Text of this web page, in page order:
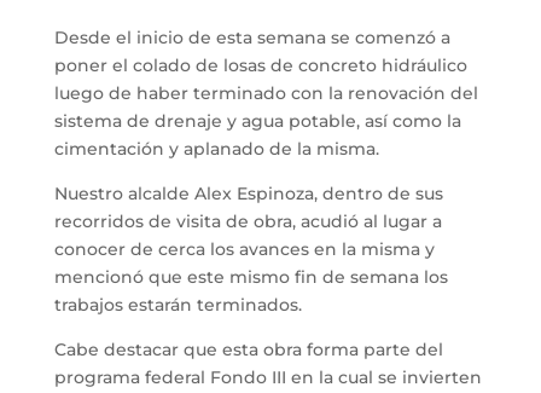
Desde el inicio de esta semana se comenzó a
poner el colado de losas de concreto hidráulico
luego de haber terminado con la renovación del
sistema de drenaje y agua potable, así como la
cimentación y aplanado de la misma.
Nuestro alcalde Alex Espinoza, dentro de sus
recorridos de visita de obra, acudió al lugar a
conocer de cerca los avances en la misma y
mencionó que este mismo fin de semana los
trabajos estarán terminados.
Cabe destacar que esta obra forma parte del
programa federal Fondo III en la cual se invierten